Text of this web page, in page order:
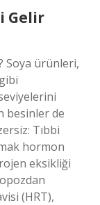
Gelir
Soya ürünleri,
besinler de
Tıbbi
hormon
eksikliği
(HRT),